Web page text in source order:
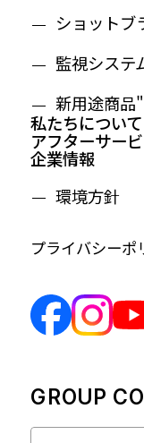
ショットブ
監視システ
新用途商品
私たちについて
アフターサー
企業情報
環境方針
プライバシーポ
GROUP